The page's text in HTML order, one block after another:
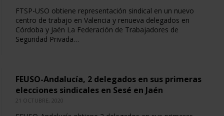
FTSP-USO obtiene representación sindical en un nuevo
centro de trabajo en Valencia y renueva delegados en
Córdoba y Jaén La Federación de Trabajadores de
Seguridad Privada…
FEUSO-Andalucía, 2 delegados en sus primeras
elecciones sindicales en Sesé en Jaén
21 OCTUBRE, 2020